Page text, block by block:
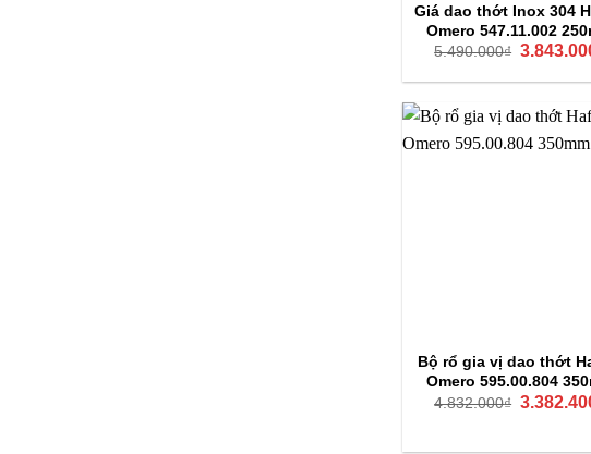
Giá dao thớt Inox 304
Omero 547.11.002
5.490.000₫ Giá
là:
Bộ rổ gia vị dao thớt
Omero 595.00.804
4.832.000₫ Giá